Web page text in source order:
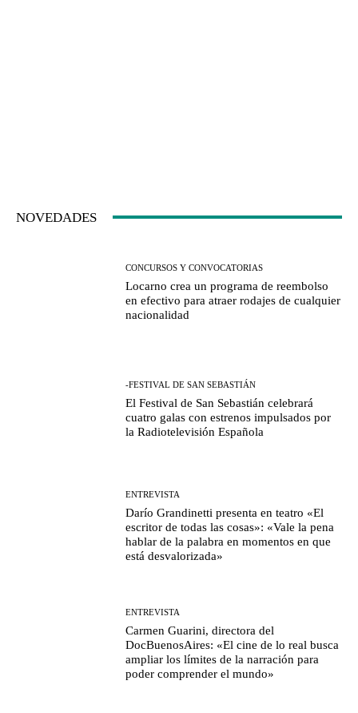
NOVEDADES
CONCURSOS Y CONVOCATORIAS
Locarno crea un programa de reembolso
en efectivo para atraer rodajes de cualquier
nacionalidad
-FESTIVAL DE SAN SEBASTIÁN
El Festival de San Sebastián celebrará
cuatro galas con estrenos impulsados por
la Radiotelevisión Española
ENTREVISTA
Darío Grandinetti presenta en teatro «El
escritor de todas las cosas»: «Vale la pena
hablar de la palabra en momentos en que
está desvalorizada»
ENTREVISTA
Carmen Guarini, directora del
DocBuenosAires: «El cine de lo real busca
ampliar los límites de la narración para
poder comprender el mundo»